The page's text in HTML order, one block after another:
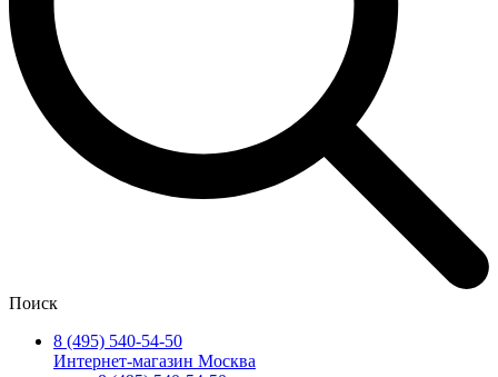
Поиск
8 (495) 540-54-50
Интернет-магазин Москва